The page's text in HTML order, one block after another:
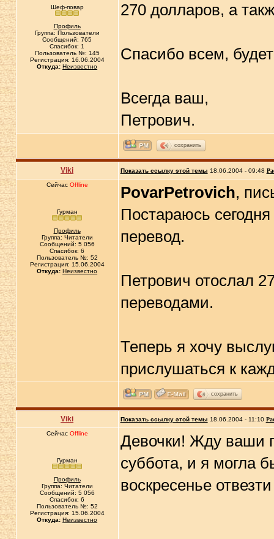
Шеф-повар
Профиль
Группа: Пользователи
Сообщений: 765
Спасибок: 1
Пользователь №: 145
Регистрация: 16.06.2004
Откуда: Неизвестно
270 долларов, а
Спасибо всем,
Всегда ваш,
Петрович.
сохранить
Viki Показать ссылку этой темы 18.06.2004 - 09:48
Сейчас Offline
Гурман
Профиль
Группа: Читатели
Сообщений: 5 056
Спасибок: 6
Пользователь №: 52
Регистрация: 15.06.2004
Откуда: Неизвестно
PovarPetrovich,
Постараюсь сегодня
перевод.
Петрович отослал
переводами.
Теперь я хочу
прислушаться к
сохранить
Viki Показать ссылку этой темы 18.06.2004 - 11:10
Сейчас Offline
Гурман
Профиль
Группа: Читатели
Сообщений: 5 056
Спасибок: 6
Пользователь №: 52
Регистрация: 15.06.2004
Откуда: Неизвестно
Девочки! Жду ваши
суббота, и я могла
воскресенье